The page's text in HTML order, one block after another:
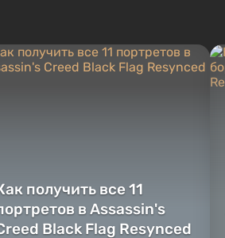
И...
получить все 11
в Assassin's
Black Flag Resynced